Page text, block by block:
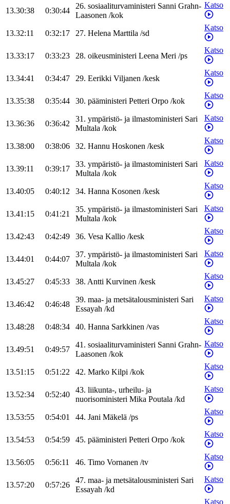
13.30:38 0:30:44
26. sosiaaliturvaministeri Sanni Grahn-
Laasonen /kok
Katso
13.32:11 0:32:17 27. Helena Marttila /sd
Katso
13.33:17 0:33:23 28. oikeusministeri Leena Meri /ps
Katso
13.34:41 0:34:47 29. Eerikki Viljanen /kesk
Katso
13.35:38 0:35:44 30. pääministeri Petteri Orpo /kok
Katso
13.36:36 0:36:42
31. ympäristö- ja ilmastoministeri Sari
Multala /kok
Katso
13.38:00 0:38:06 32. Hannu Hoskonen /kesk
Katso
13.39:11 0:39:17
33. ympäristö- ja ilmastoministeri Sari
Multala /kok
Katso
13.40:05 0:40:12 34. Hanna Kosonen /kesk
Katso
13.41:15 0:41:21
35. ympäristö- ja ilmastoministeri Sari
Multala /kok
Katso
13.42:43 0:42:49 36. Vesa Kallio /kesk
Katso
13.44:01 0:44:07
37. ympäristö- ja ilmastoministeri Sari
Multala /kok
Katso
13.45:27 0:45:33 38. Antti Kurvinen /kesk
Katso
13.46:42 0:46:48
39. maa- ja metsätalousministeri Sari
Essayah /kd
Katso
13.48:28 0:48:34 40. Hanna Sarkkinen /vas
Katso
13.49:51 0:49:57
41. sosiaaliturvaministeri Sanni Grahn-
Laasonen /kok
Katso
13.51:15 0:51:22 42. Marko Kilpi /kok
Katso
13.52:34 0:52:40
43. liikunta-, urheilu- ja
nuorisoministeri Mika Poutala /kd
Katso
13.53:55 0:54:01 44. Jani Mäkelä /ps
Katso
13.54:53 0:54:59 45. pääministeri Petteri Orpo /kok
Katso
13.56:05 0:56:11 46. Timo Vornanen /tv
Katso
13.57:20 0:57:26
47. maa- ja metsätalousministeri Sari
Essayah /kd
Katso
Katso